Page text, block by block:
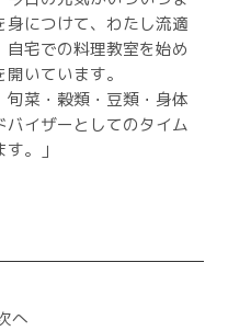
につけて、わたし流適
宅での料理教室を始め
いています。
菜・穀類・豆類・身体
イザーとしてのタイム
。」
へ